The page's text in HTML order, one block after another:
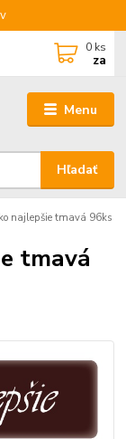
Menu
Hľadať
0 ks
za
najlepšie tmavá 96ks
tmavá